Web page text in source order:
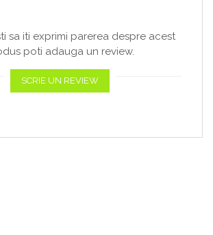
sa iti exprimi parerea despre acest
poti adauga un review.
SCRIE UN REVIEW